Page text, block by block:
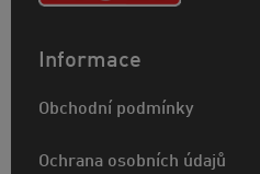
Informace
Obchodní podmínky
Ochrana osobních údajů